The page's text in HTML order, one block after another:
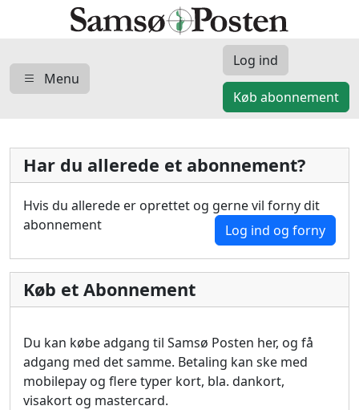
Menu
Log ind
Køb abonnement
Har du allerede et abonnement?
Hvis du allerede er oprettet og gerne vil forny dit
abonnement
Log ind og forny
Køb et Abonnement
Du kan købe adgang til Samsø Posten her, og få
adgang med det samme. Betaling kan ske med
mobilepay og flere typer kort, bla. dankort,
visakort og mastercard.